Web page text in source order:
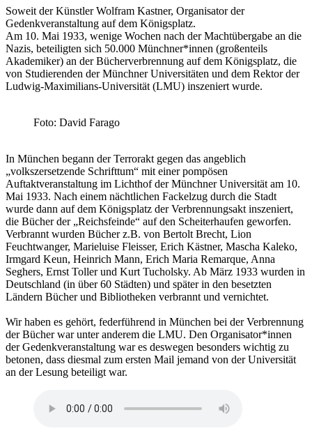
Soweit der Künstler Wolfram Kastner, Organisator der
Gedenkveranstaltung auf dem Königsplatz.
Am 10. Mai 1933, wenige Wochen nach der Machtübergabe an die
Nazis, beteiligten sich 50.000 Münchner*innen (großenteils
Akademiker) an der Bücherverbrennung auf dem Königsplatz, die
von Studierenden der Münchner Universitäten und dem Rektor der
Ludwig-Maximilians-Universität (LMU) inszeniert wurde.
Foto: David Farago
In München begann der Terrorakt gegen das angeblich
„volkszersetzende Schrifttum“ mit einer pompösen
Auftaktveranstaltung im Lichthof der Münchner Universität am 10.
Mai 1933. Nach einem nächtlichen Fackelzug durch die Stadt
wurde dann auf dem Königsplatz der Verbrennungsakt inszeniert,
die Bücher der „Reichsfeinde“ auf den Scheiterhaufen geworfen.
Verbrannt wurden Bücher z.B. von Bertolt Brecht, Lion
Feuchtwanger, Marieluise Fleisser, Erich Kästner, Mascha Kaleko,
Irmgard Keun, Heinrich Mann, Erich Maria Remarque, Anna
Seghers, Ernst Toller und Kurt Tucholsky. Ab März 1933 wurden in
Deutschland (in über 60 Städten) und später in den besetzten
Ländern Bücher und Bibliotheken verbrannt und vernichtet.
Wir haben es gehört, federführend in München bei der Verbrennung
der Bücher war unter anderem die LMU. Den Organisator*innen
der Gedenkveranstaltung war es deswegen besonders wichtig zu
betonen, dass diesmal zum ersten Mail jemand von der Universität
an der Lesung beteiligt war.